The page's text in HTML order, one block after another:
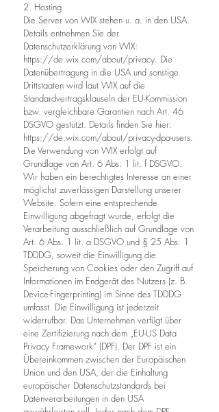
2. Hosting
Die Server von WIX stehen u. a. in den USA.
Details entnehmen Sie der
Datenschutzerklärung von WIX:
https://de.wix.com/about/privacy. Die
Datenübertragung in die USA und sonstige
Drittstaaten wird laut WIX auf die
Standardvertragsklauseln der EU-Kommission
bzw. vergleichbare Garantien nach Art. 46
DSGVO gestützt. Details finden Sie hier:
https://de.wix.com/about/privacy-dpa-users.
Die Verwendung von WIX erfolgt auf
Grundlage von Art. 6 Abs. 1 lit. f DSGVO.
Wir haben ein berechtigtes Interesse an einer
möglichst zuverlässigen Darstellung unserer
Website. Sofern eine entsprechende
Einwilligung abgefragt wurde, erfolgt die
Verarbeitung ausschließlich auf Grundlage von
Art. 6 Abs. 1 lit. a DSGVO und § 25 Abs. 1
TDDDG, soweit die Einwilligung die
Speicherung von Cookies oder den Zugriff auf
Informationen im Endgerät des Nutzers (z. B.
Device-Fingerprinting) im Sinne des TDDDG
umfasst. Die Einwilligung ist jederzeit
widerrufbar. Das Unternehmen verfügt über
eine Zertifizierung nach dem „EU-US Data
Privacy Framework“ (DPF). Der DPF ist ein
Übereinkommen zwischen der Europäischen
Union und den USA, der die Einhaltung
europäischer Datenschutzstandards bei
Datenverarbeitungen in den USA